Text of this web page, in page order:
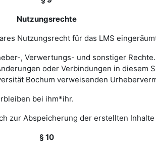
Nutzungsrechte
Nutzungsrecht für das LMS
, Verwertungs- und sonstiger
oder Verbindungen in diesem
Bochum verweisenden
bei ihm*ihr.
zur Abspeicherung der erstellten
§ 10